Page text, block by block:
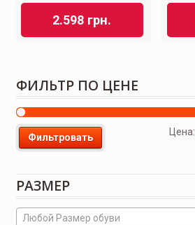
2.598 грн.
ФИЛЬТР ПО ЦЕНЕ
Фильтровать
Цена:
РАЗМЕР
Любой Размер обуви